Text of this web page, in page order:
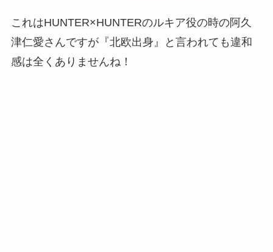
これはHUNTER×HUNTERのルキア役の時の阿久
津仁愛さんですが『北欧出身』と言われても違和
感は全くありませんね！